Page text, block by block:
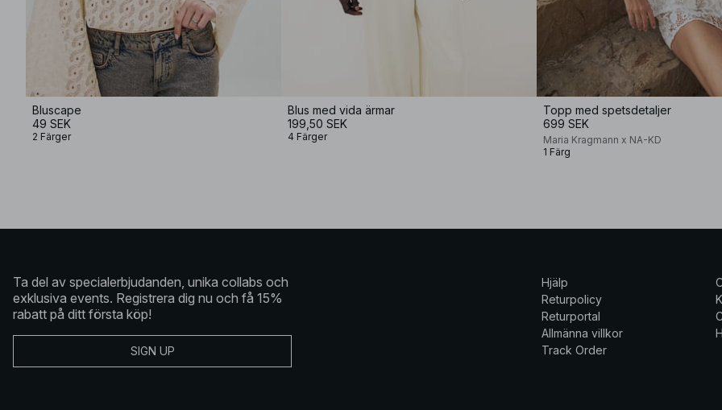
Bluscape
49 SEK
2 Färger
Blus med vida ärmar
199,50 SEK
4 Färger
Topp med spetsdetaljer
699 SEK
Maria Kragmann x NA-KD
1 Färg
Ta del av specialerbjudanden, unika collabs och
exklusiva events. Registrera dig nu och få 15%
rabatt på ditt första köp!
SIGN UP
Hjälp
Returpolicy
Returportal
Allmänna villkor
Track Order